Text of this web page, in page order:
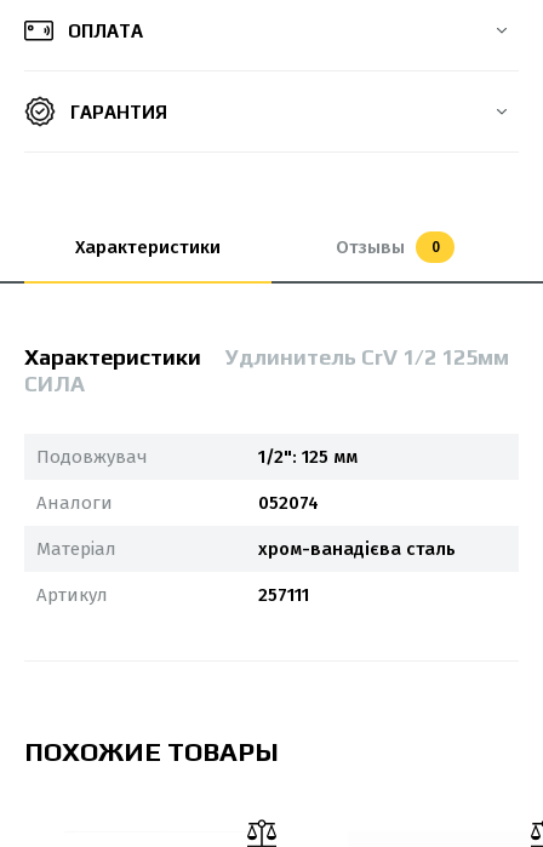
ОПЛАТА
ГАРАНТИЯ
Характеристики Отзывы 0
Характеристики
Удлинитель CrV 1/2 125мм
СИЛА
Подовжувач 1/2": 125 мм
Аналоги 052074
Матеріал хром-ванадієва сталь
Артикул 257111
ПОХОЖИЕ ТОВАРЫ